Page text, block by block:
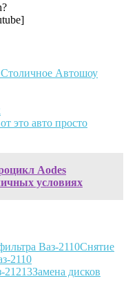
Автошоу
это авто просто
Aodes
условиях
Снятие
2110
Замена дисков